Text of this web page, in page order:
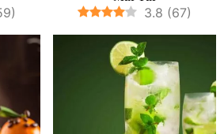
) 3.8 (67)